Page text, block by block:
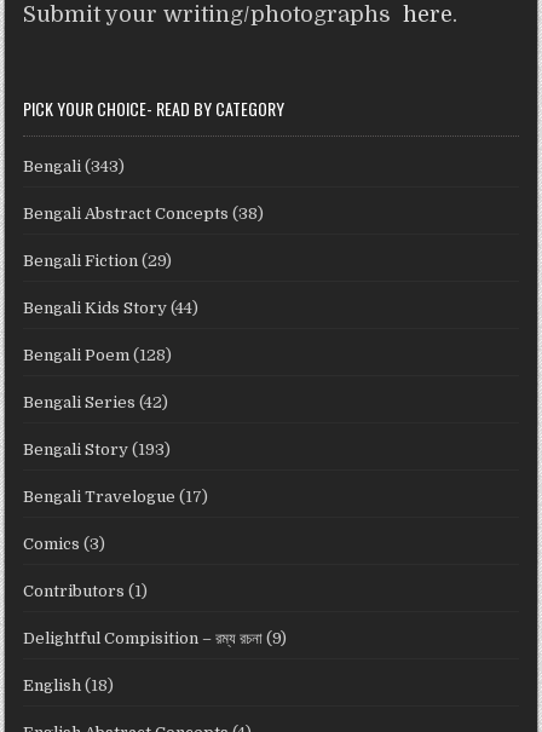
Submit your writing/photographshere.
PICK YOUR CHOICE- READ BY CATEGORY
Bengali (343)
Bengali Abstract Concepts (38)
Bengali Fiction (29)
Bengali Kids Story (44)
Bengali Poem (128)
Bengali Series (42)
Bengali Story (193)
Bengali Travelogue (17)
Comics (3)
Contributors (1)
Delightful Compisition – রম্য রচনা (9)
English (18)